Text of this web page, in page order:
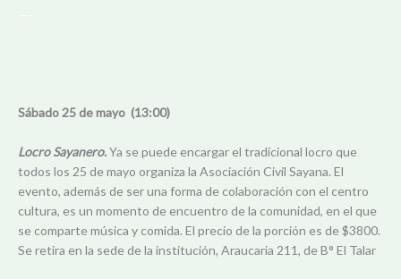
Sábado 25 de mayo (13:00)
Locro Sayanero.Ya se puede encargar el tradicional locro que
todos los 25 de mayo organiza la Asociación Civil Sayana. El
evento, además de ser una forma de colaboración con el centro
cultura, es un momento de encuentro de la comunidad, en el que
se comparte música y comida. El precio de la porción es de $3800.
Se retira en la sede de la institución, Araucaria 211, de B° El Talar